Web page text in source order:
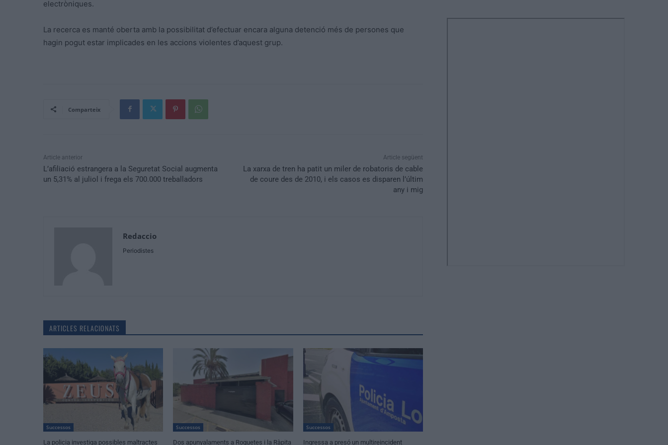
electròniques.
La recerca es manté oberta amb la possibilitat d’efectuar encara alguna detenció més de persones que
hagin pogut estar implicades en les accions violentes d’aquest grup.
Comparteix
Article anterior
L’afiliació estrangera a la Seguretat Social augmenta
un 5,31% al juliol i frega els 700.000 treballadors
Article següent
La xarxa de tren ha patit un miler de robatoris de cable
de coure des de 2010, i els casos es disparen l’últim
any i mig
Redaccio
Periodistes
ARTICLES RELACIONATS
Successos
La policia investiga possibles maltractes
Successos
Dos apunyalaments a Roquetes i la Ràpita
Successos
Ingressa a presó un multireincident